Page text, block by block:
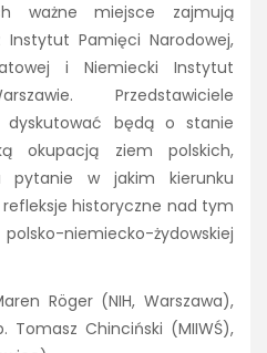
ważne miejsce zajmują
Pamięci Narodowej,
i Niemiecki Instytut
Przedstawiciele
dyskutować będą o stanie
okupacją ziem polskich,
w jakim kierunku
historyczne nad tym
niemiecko-żydowskiej
Röger (NIH, Warszawa),
Tomasz Chinciński (MIIWŚ),